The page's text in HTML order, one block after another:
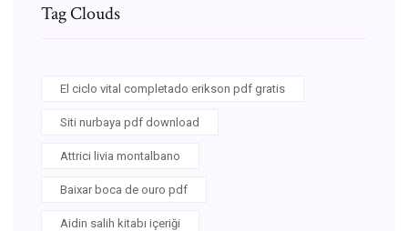
Tag Clouds
El ciclo vital completado erikson pdf gratis
Siti nurbaya pdf download
Attrici livia montalbano
Baixar boca de ouro pdf
Aidin salih kitabı içeriği